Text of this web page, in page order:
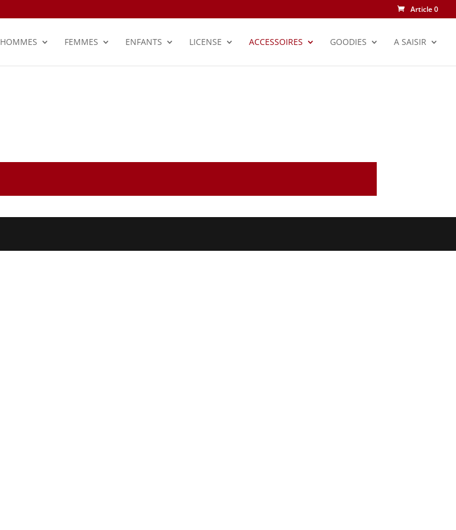
Article 0
HOMMES FEMMES ENFANTS LICENSE ACCESSOIRES GOODIES A SAISIR